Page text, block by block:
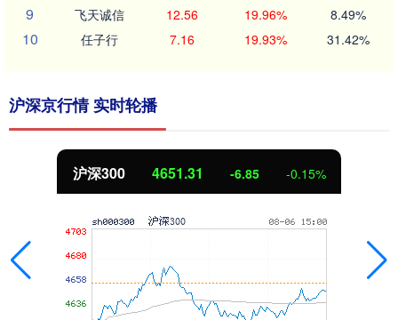
9 飞天诚信 12.56 19.96% 8.49%
10 任子行 7.16 19.93% 31.42%
沪深京行情 实时轮播
沪深300 4651.31 -6.85 -0.15%